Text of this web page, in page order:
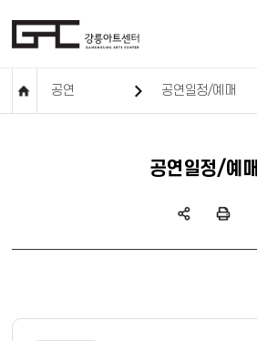
공연 공연일정/예매
공연일정/예매